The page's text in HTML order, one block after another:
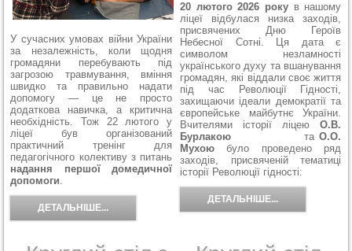
У сучасних умовах війни України
за незалежність, коли щодня
громадяни перебувають під
загрозою травмування, вміння
швидко та правильно надати
допомогу — це не просто
додаткова навичка, а критична
необхідність. Тож 22 лютого у
ліцеї був організований
практичний тренінг для
педагогічного колективу з питань
надання першої домедичної
допомоги
ДЕТАЛЬНІШЕ...
20 лютого 2026 року в нашому
ліцеї відбулася низка заходів,
присвячених Дню Героїв
Небесної Сотні. Ця дата є
символом незламності
українського духу та вшанування
громадян, які віддали своє життя
під час Революції Гідності,
захищаючи ідеали демократії та
європейське майбутнє України.
Вчителями історії ліцеюО.В.
Бурлакою таО.О.
Мухоюбуло проведено ряд
заходів, присвяченій тематиці
історії Революції гідності:
ДЕТАЛЬНІШЕ...